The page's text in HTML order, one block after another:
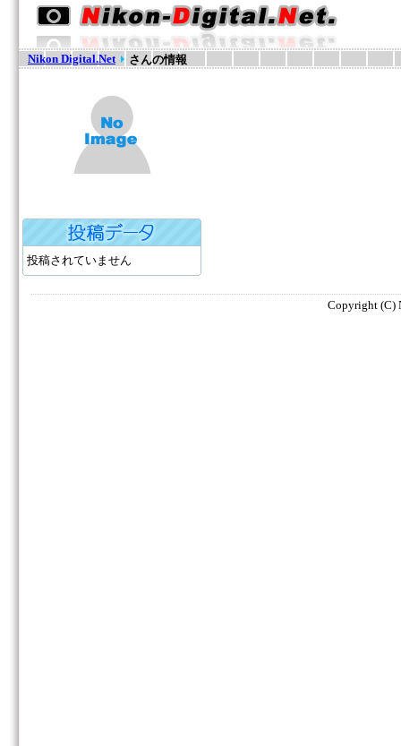
Nikon Digital.Net さんの情報
投稿されていません
Copyright (C)